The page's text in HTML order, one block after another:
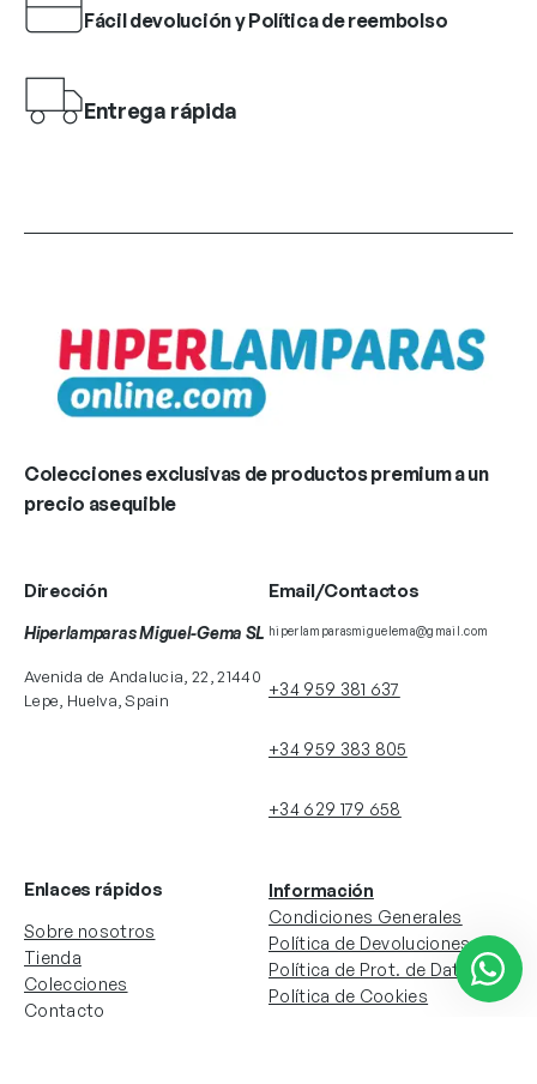
Fácil devolución y Política de reembolso
Entrega rápida
Colecciones exclusivas de productos premium a un
precio asequible
Dirección
Hiperlamparas Miguel-Gema SL
Avenida de Andalucia, 22, 21440
Lepe, Huelva, Spain
Email/Contactos
hiperlamparasmiguelema@gmail.com
+34 959 381 637
+34 959 383 805
+34 629 179 658
Enlaces rápidos
Sobre nosotros
Tienda
Colecciones
Contacto
Información
Condiciones Generales
Política de Devoluciones
Política de Prot. de Datos
Política de Cookies